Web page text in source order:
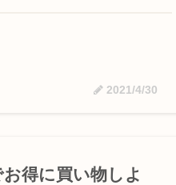
2021/4/30
得に買い物しよ